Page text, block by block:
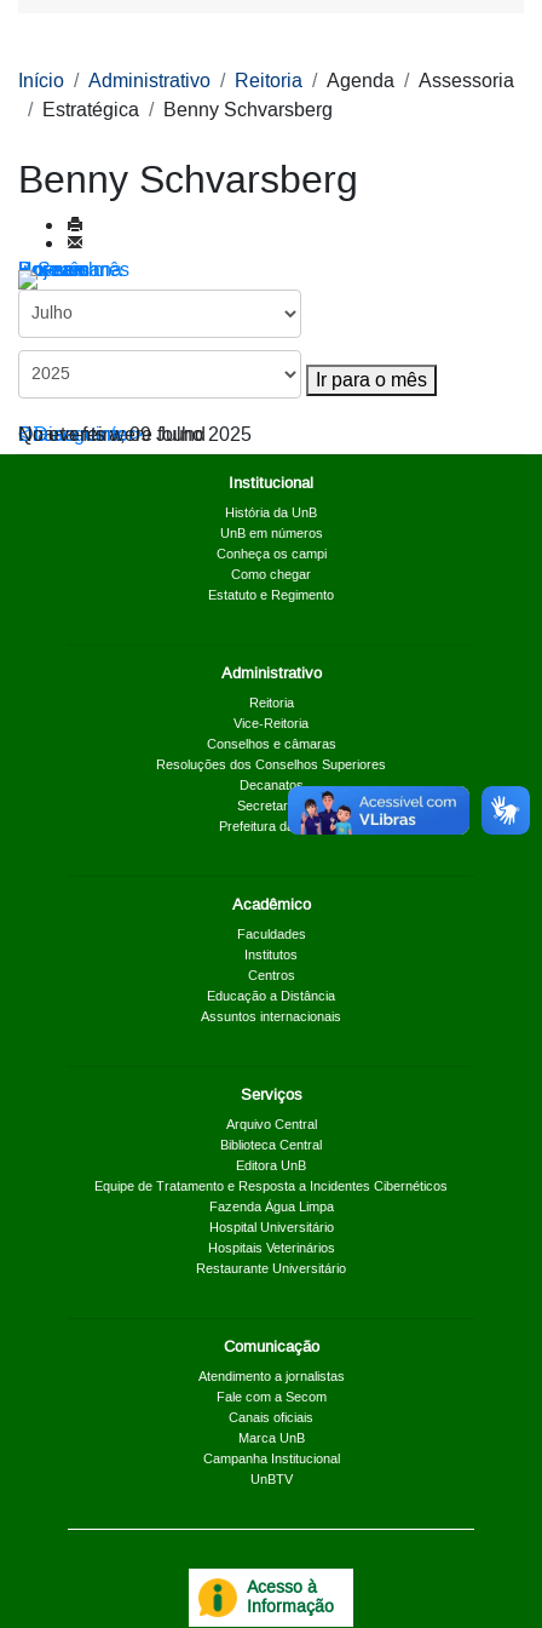
Início Administrativo Reitoria Agenda
Assessoria
Estratégica
Benny Schvarsberg
Benny Schvarsberg
Por ano
Por mês
Por semana
Hoje
Ir para o mês
Ir para o mês
< Dia anterior
Quarta-feira, 09 Julho 2025
Dia seguinte >
No events were found
Institucional
História da UnB
UnB em números
Conheça os campi
Como chegar
Estatuto e Regimento
Administrativo
Reitoria
Vice-Reitoria
Conselhos e câmaras
Resoluções dos Conselhos Superiores
Decanatos
Secretarias
Prefeitura da UnB
Acadêmico
Faculdades
Institutos
Centros
Educação a Distância
Assuntos internacionais
Serviços
Arquivo Central
Biblioteca Central
Editora UnB
Equipe de Tratamento e Resposta a Incidentes Cibernéticos
Fazenda Água Limpa
Hospital Universitário
Hospitais Veterinários
Restaurante Universitário
Comunicação
Atendimento a jornalistas
Fale com a Secom
Canais oficiais
Marca UnB
Campanha Institucional
UnBTV
Acesso à
Informação